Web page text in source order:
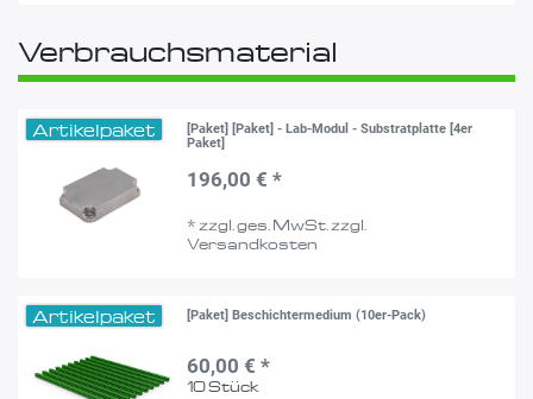
Verbrauchsmaterial
Artikelpaket
[Paket] [Paket] - Lab-Modul - Substratplatte [4er
Paket]
196,00 € *
* zzgl. ges. MwSt. zzgl.
Versandkosten
Artikelpaket [Paket] Beschichtermedium (10er-Pack)
60,00 € *
10Stück